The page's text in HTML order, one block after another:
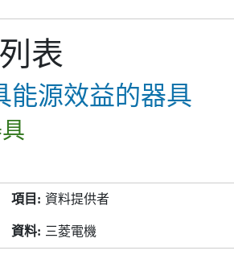
表
能源效益的器具
資料提供者
三菱電機